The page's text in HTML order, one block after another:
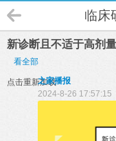
临床
新诊断且不适于高剂
看全部
点击重新加载
之家播报
2024-8-26 17:57:15